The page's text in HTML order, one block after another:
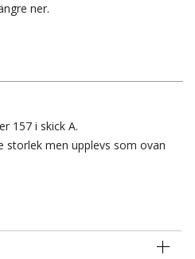
ner.
157 i skick A.
storlek men upplevs som ovan